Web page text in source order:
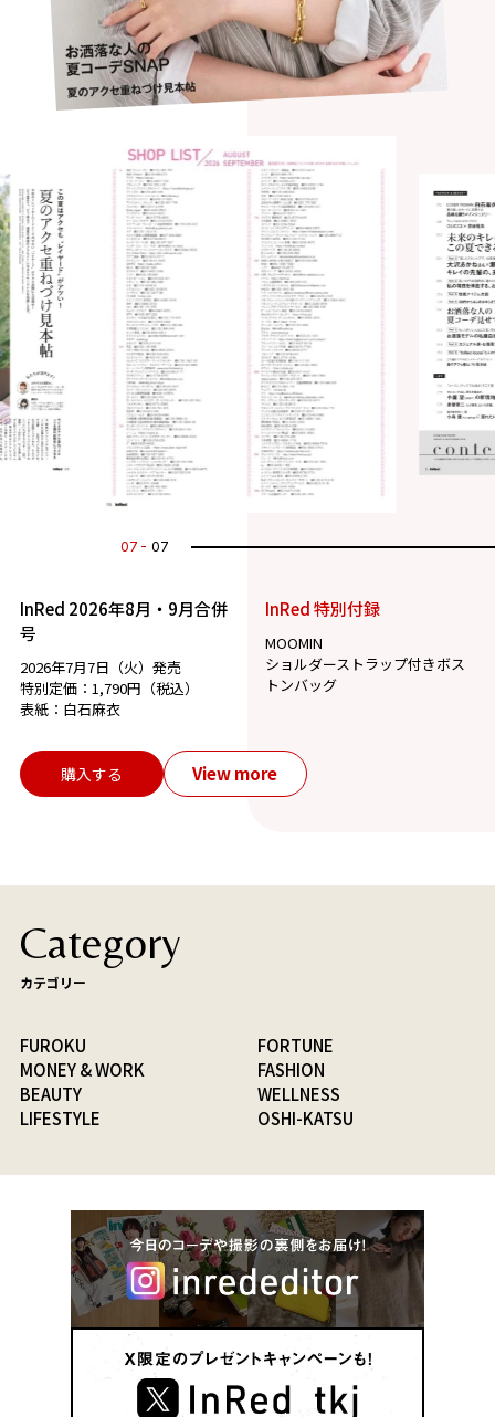
07 07
InRed 2026年8月・9月合併
号
2026年7月7日（火）発売
特別定価：1,790円（税込）
表紙：白石麻衣
InRed 特別付録
MOOMIN
ショルダーストラップ付きボス
トンバッグ
購入する View more
Category
カテゴリー
FUROKU
FORTUNE
MONEY & WORK
FASHION
BEAUTY
WELLNESS
LIFESTYLE
OSHI-KATSU